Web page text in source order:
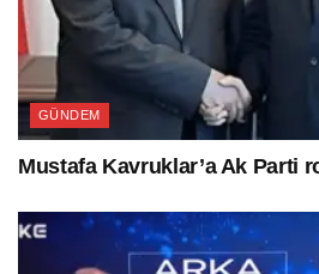
GÜNDEM
Mustafa Kavruklar’a Ak Parti